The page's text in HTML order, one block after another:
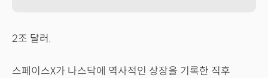
2조 달러.
스페이스X가 나스닥에 역사적인 상장을 기록한 직후